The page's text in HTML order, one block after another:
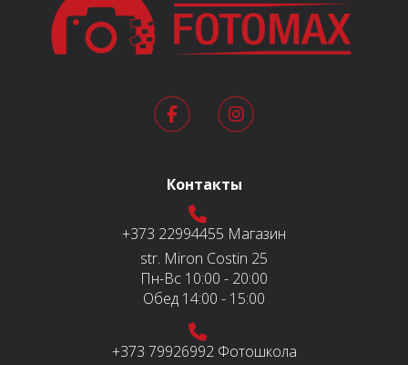
Контакты
+373 22994455 Магазин
str. Miron Costin 25
Пн-Вс 10:00 - 20:00
Обед 14:00 - 15:00
+373 79926992 Фотошкола